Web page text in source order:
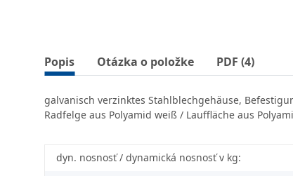
Popis Otázka o položke PDF (4)
galvanisch verzinktes Stahlblechgehäuse,
Radfelge aus Polyamid weiß / Lauffläche aus
dyn. nosnosť / dynamická nosnosť v kg: